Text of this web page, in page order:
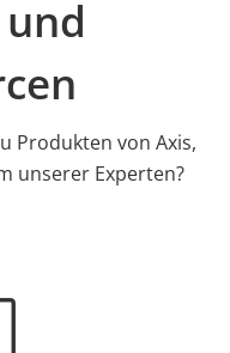
Produkten von Axis,
unserer Experten?